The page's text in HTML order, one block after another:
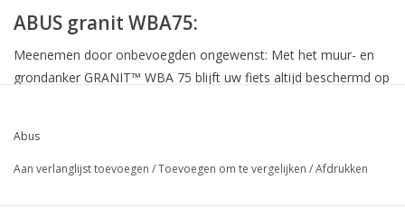
ABUS granit WBA75:
Meenemen door onbevoegden ongewenst: Met het muur- en
grondanker GRANIT™ WBA 75 blijft uw fiets altijd beschermd op
Samen met onze kwaliteitsfietssloten – de beste beveiliging
voor uw bike. Bij het muur- en grondanker GRANIT™ WBA 75
Abus
Aan verlanglijst toevoegen /Toevoegen om te vergelijken /Afdrukken